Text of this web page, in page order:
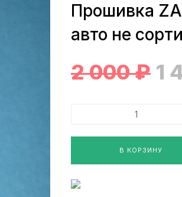
Прошивка
авто не
2 000₽ 1
В КОРЗИНУ